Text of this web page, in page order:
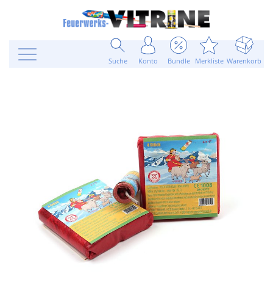
Suche Konto Bundle Merkliste Warenkorb